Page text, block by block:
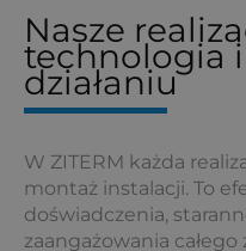
Nasze
technologia
działaniu
W ZITERM każda
montaż instalacji. To
doświadczenia,
zaangażowania całego